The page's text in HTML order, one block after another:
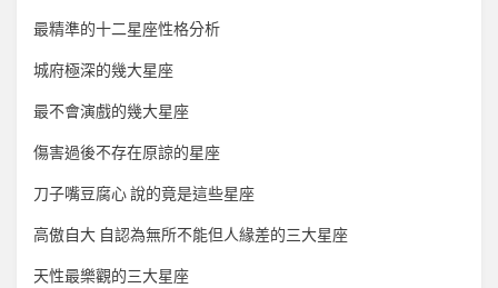
最精準的十二星座性格分析
城府極深的幾大星座
最不會演戲的幾大星座
傷害過後不存在原諒的星座
刀子嘴豆腐心 說的竟是這些星座
高傲自大 自認為無所不能但人緣差的三大星座
天性最樂觀的三大星座